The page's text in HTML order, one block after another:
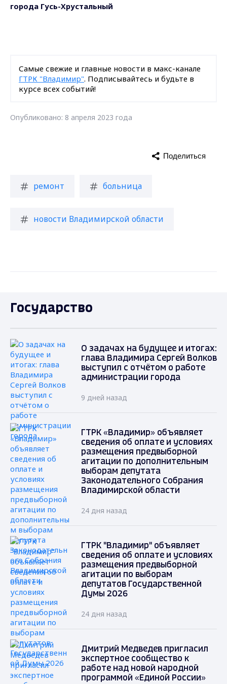
города Гусь-Хрустальный
Самые свежие и главные новости в макс-канале
ГТРК "Владимир". Подписывайтесь и будьте в
курсе всех событий!
Опубликовано: 8 апреля 2023 года
ремонт больница
новости Владимирской области
Поделиться
Государство
О задачах на будущее и итогах:
глава Владимира Сергей Волков
выступил с отчётом о работе
администрации города
9 дней назад
ГТРК «Владимир» объявляет
сведения об оплате и условиях
размещения предвыборной
агитации по дополнительным
выборам депутата
Законодательного Собрания
Владимирской области
24 дня назад
ГТРК "Владимир" объявляет
сведения об оплате и условиях
размещения предвыборной
агитации по выборам
депутатов Государственной
Думы 2026
24 дня назад
Дмитрий Медведев пригласил
экспертное сообщество к
работе над новой народной
программой «Единой России»